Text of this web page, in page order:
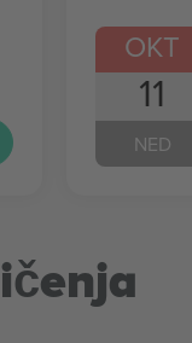
OKT
11
NED